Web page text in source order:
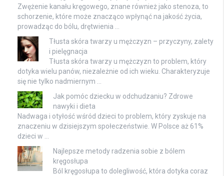
Zwężenie kanału kręgowego, znane również jako stenoza, to
schorzenie, które może znacząco wpłynąć na jakość życia,
prowadząc do bólu, drętwienia …
Tłusta skóra twarzy u mężczyzn – przyczyny, zalety
i pielęgnacja
Tłusta skóra twarzy u mężczyzn to problem, który
dotyka wielu panów, niezależnie od ich wieku. Charakteryzuje
się nie tylko nadmiernym …
Jak pomóc dziecku w odchudzaniu? Zdrowe
nawyki i dieta
Nadwaga i otyłość wśród dzieci to problem, który zyskuje na
znaczeniu w dzisiejszym społeczeństwie. W Polsce aż 61%
dzieci w …
Najlepsze metody radzenia sobie z bólem
kręgosłupa
Ból kręgosłupa to dolegliwość, która dotyka coraz